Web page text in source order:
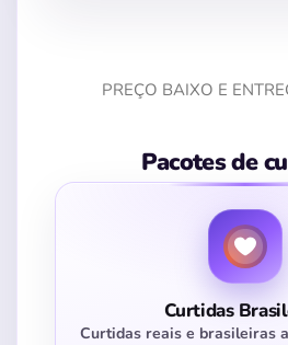
PREÇO BAIXO E
Pacotes de
Curtidas
Curtidas reais e brasileiras